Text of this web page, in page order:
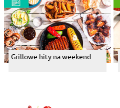
Grillowe hity na weekend